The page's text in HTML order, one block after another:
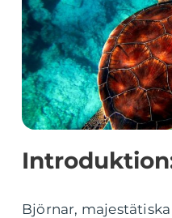
Björnar,